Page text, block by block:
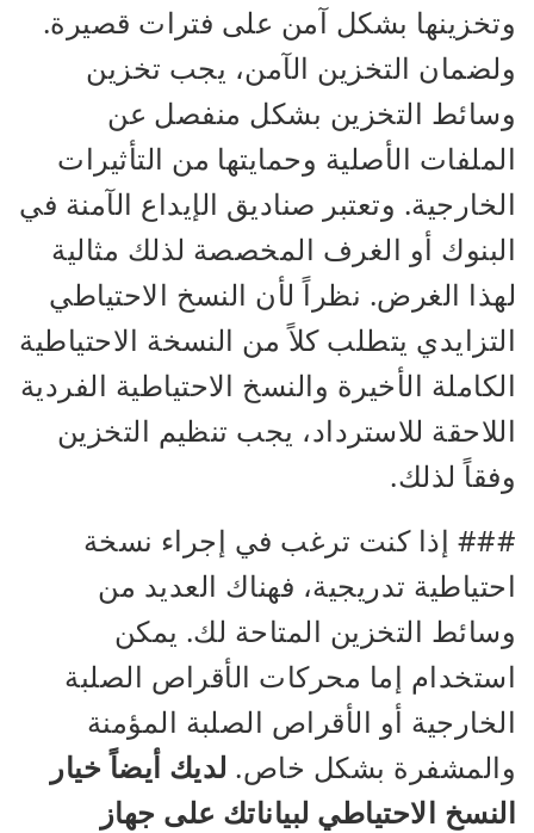
وتخزينها بشكل آمن على فترات قصيرة.
ولضمان التخزين الآمن، يجب تخزين
وسائط التخزين بشكل منفصل عن
الملفات الأصلية وحمايتها من التأثيرات
الخارجية. وتعتبر صناديق الإيداع الآمنة في
البنوك أو الغرف المخصصة لذلك مثالية
لهذا الغرض. نظراً لأن النسخ الاحتياطي
التزايدي يتطلب كلاً من النسخة الاحتياطية
الكاملة الأخيرة والنسخ الاحتياطية الفردية
اللاحقة للاسترداد، يجب تنظيم التخزين
وفقاً لذلك.
### إذا كنت ترغب في إجراء نسخة
احتياطية تدريجية، فهناك العديد من
وسائط التخزين المتاحة لك. يمكن
استخدام إما محركات الأقراص الصلبة
الخارجية أو الأقراص الصلبة المؤمنة
والمشفرة بشكل خاص. لديك أيضاً خيار
النسخ الاحتياطي لبياناتك على جهاز